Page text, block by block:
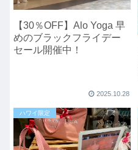
【30％OFF】Alo Yoga 早
めのブラックフライデー
セール開催中！
2025.10.28
ハワイ限定